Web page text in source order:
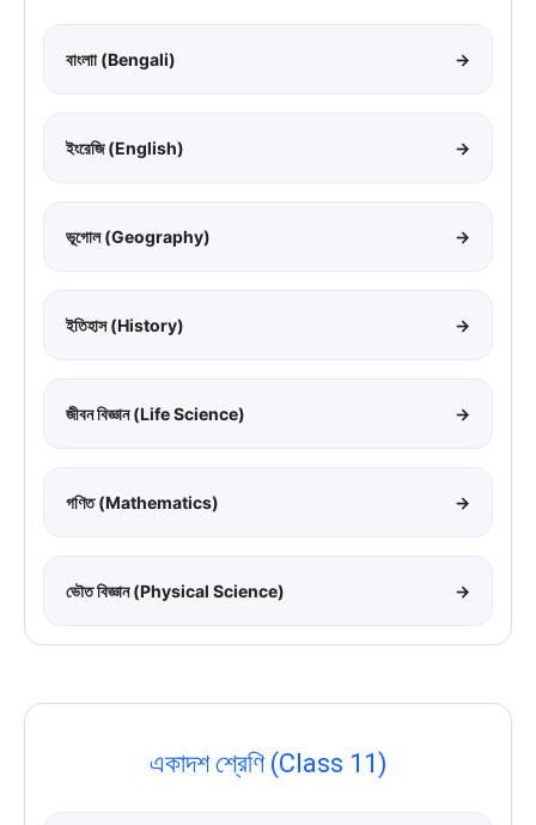
বাংলাা (Bengali) →
ইংরেজি (English) →
ভূগোল (Geography) →
ইতিহাস (History) →
জীবন বিজ্ঞান (Life Science) →
গণিত (Mathematics) →
ভৌত বিজ্ঞান (Physical Science) →
একাদশ শ্রেণি (Class 11)